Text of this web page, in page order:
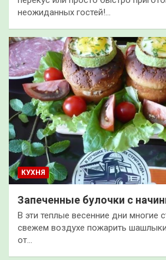
неожиданных гостей!…
КУХНЯ
Запеченные булочки с
В эти теплые весенние дни многие
свежем воздухе пожарить
от…